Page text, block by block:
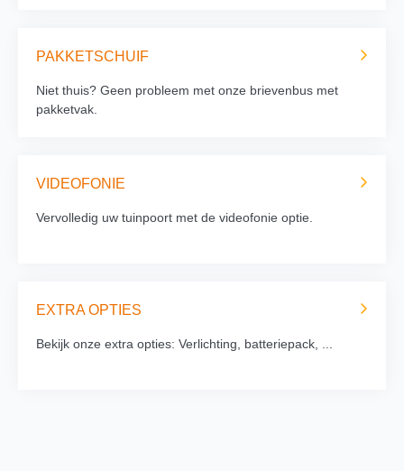
PAKKETSCHUIF
Niet thuis? Geen probleem met onze brievenbus met
pakketvak.
VIDEOFONIE
Vervolledig uw tuinpoort met de videofonie optie.
EXTRA OPTIES
Bekijk onze extra opties: Verlichting, batteriepack, ...